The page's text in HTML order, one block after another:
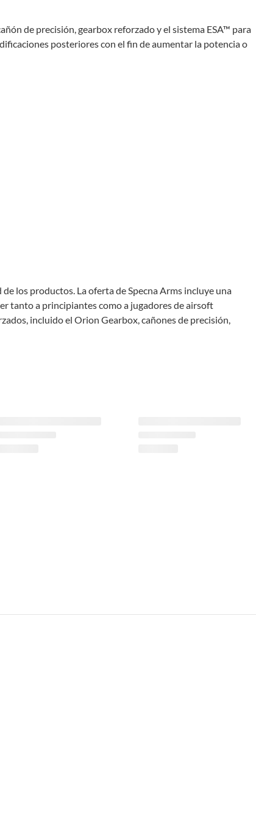
de precisión, gearbox reforzado y el sistema ESA™ para
posteriores con el fin de aumentar la potencia o
los productos. La oferta de Specna Arms incluye una
tanto a principiantes como a jugadores de airsoft
incluido el Orion Gearbox, cañones de precisión,